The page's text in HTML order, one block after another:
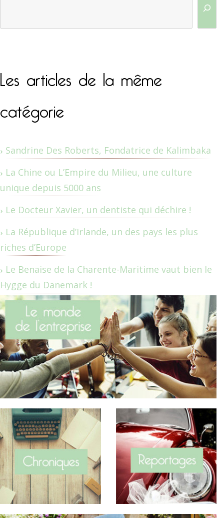
Les articles de la même
catégorie
Sandrine Des Roberts, Fondatrice de Kalimbaka
La Chine ou L’Empire du Milieu, une culture
unique depuis 5000 ans
Le Docteur Xavier, un dentiste qui déchire !
La République d’Irlande, un des pays les plus
riches d’Europe
Le Benaise de la Charente-Maritime vaut bien le
Hygge du Danemark !